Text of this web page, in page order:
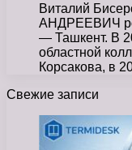
Виталий
АНДРЕЕВИЧ
— Ташкент. В
областной
Корсакова, в
Свежие записи